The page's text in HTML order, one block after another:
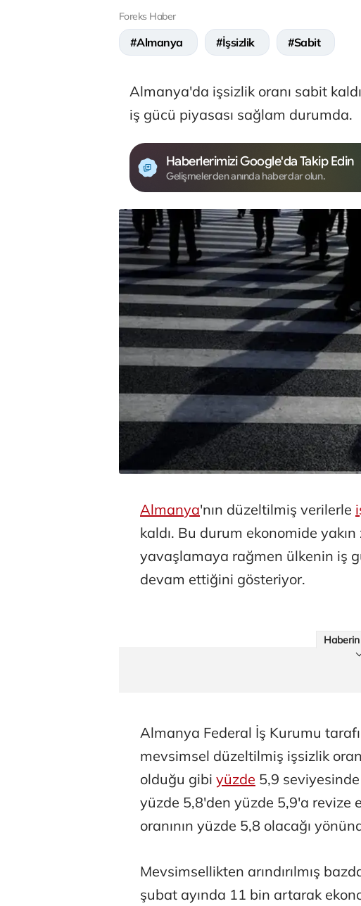
Foreks Haber
#Almanya #İşsizlik #Sabit
Almanya'da işsizlik oranı sabit
iş gücü piyasası sağlam durumda.
Haberlerimizi Google'da Takip Edin
Gelişmelerden anında haberdar olun.
Almanya'nın düzeltilmiş verilerle
kaldı. Bu durum ekonomide
yavaşlamaya rağmen ülkenin iş
devam ettiğini gösteriyor.
Haberin
Almanya Federal İş Kurumu
mevsimsel düzeltilmiş işsizlik
olduğu gibi yüzde 5,9 seviyesinde
yüzde 5,8'den yüzde 5,9'a revize
oranının yüzde 5,8 olacağı
Mevsimsellikten arındırılmış
şubat ayında 11 bin artarak